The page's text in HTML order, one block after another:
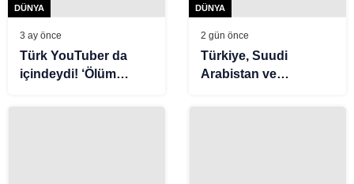
DÜNYA
3 ay önce
Türk YouTuber da
içindeydi! ‘Ölüm
DÜNYA
2 gün önce
Türkiye, Suudi
Arabistan ve